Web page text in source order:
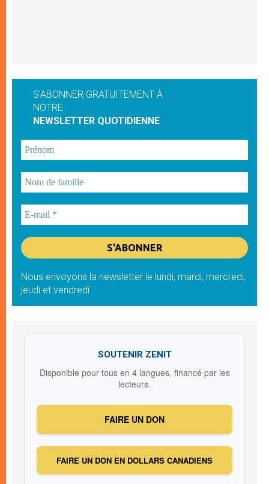
S'ABONNER GRATUITEMENT À
NOTRE
NEWSLETTER QUOTIDIENNE
Nous envoyons la newsletter le lundi, mardi, mercredi,
jeudi et vendredi
SOUTENIR ZENIT
Disponible pour tous en 4 langues, financé par les
lecteurs.
FAIRE UN DON
FAIRE UN DON EN DOLLARS CANADIENS